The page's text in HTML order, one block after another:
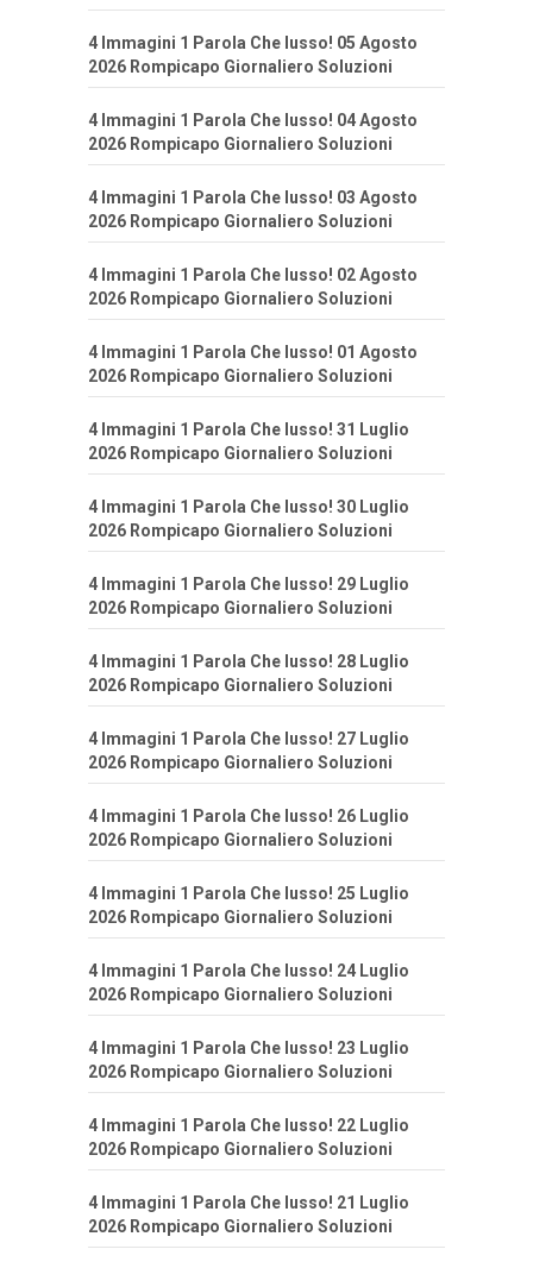
4 Immagini 1 Parola Che lusso! 05 Agosto
2026 Rompicapo Giornaliero Soluzioni
4 Immagini 1 Parola Che lusso! 04 Agosto
2026 Rompicapo Giornaliero Soluzioni
4 Immagini 1 Parola Che lusso! 03 Agosto
2026 Rompicapo Giornaliero Soluzioni
4 Immagini 1 Parola Che lusso! 02 Agosto
2026 Rompicapo Giornaliero Soluzioni
4 Immagini 1 Parola Che lusso! 01 Agosto
2026 Rompicapo Giornaliero Soluzioni
4 Immagini 1 Parola Che lusso! 31 Luglio
2026 Rompicapo Giornaliero Soluzioni
4 Immagini 1 Parola Che lusso! 30 Luglio
2026 Rompicapo Giornaliero Soluzioni
4 Immagini 1 Parola Che lusso! 29 Luglio
2026 Rompicapo Giornaliero Soluzioni
4 Immagini 1 Parola Che lusso! 28 Luglio
2026 Rompicapo Giornaliero Soluzioni
4 Immagini 1 Parola Che lusso! 27 Luglio
2026 Rompicapo Giornaliero Soluzioni
4 Immagini 1 Parola Che lusso! 26 Luglio
2026 Rompicapo Giornaliero Soluzioni
4 Immagini 1 Parola Che lusso! 25 Luglio
2026 Rompicapo Giornaliero Soluzioni
4 Immagini 1 Parola Che lusso! 24 Luglio
2026 Rompicapo Giornaliero Soluzioni
4 Immagini 1 Parola Che lusso! 23 Luglio
2026 Rompicapo Giornaliero Soluzioni
4 Immagini 1 Parola Che lusso! 22 Luglio
2026 Rompicapo Giornaliero Soluzioni
4 Immagini 1 Parola Che lusso! 21 Luglio
2026 Rompicapo Giornaliero Soluzioni